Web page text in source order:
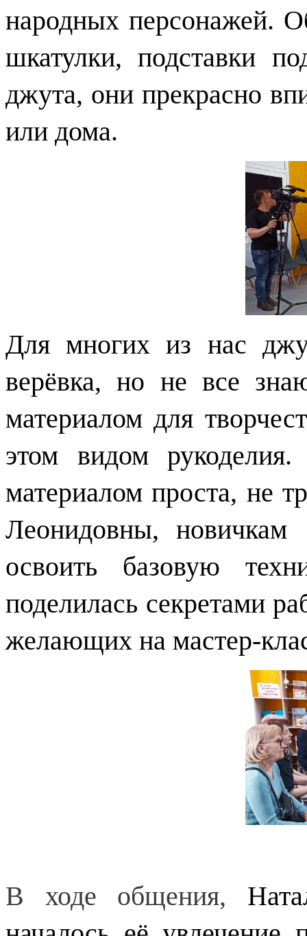
народных персонажей.
шкатулки, подставки
джута, они прекрасно
или дома.
Для многих из нас
верёвка, но не все
материалом для
этом видом
материалом проста, не
Леонидовны, новичкам
освоить базовую
поделилась секретами
желающих на мастер-
В ходе общения,